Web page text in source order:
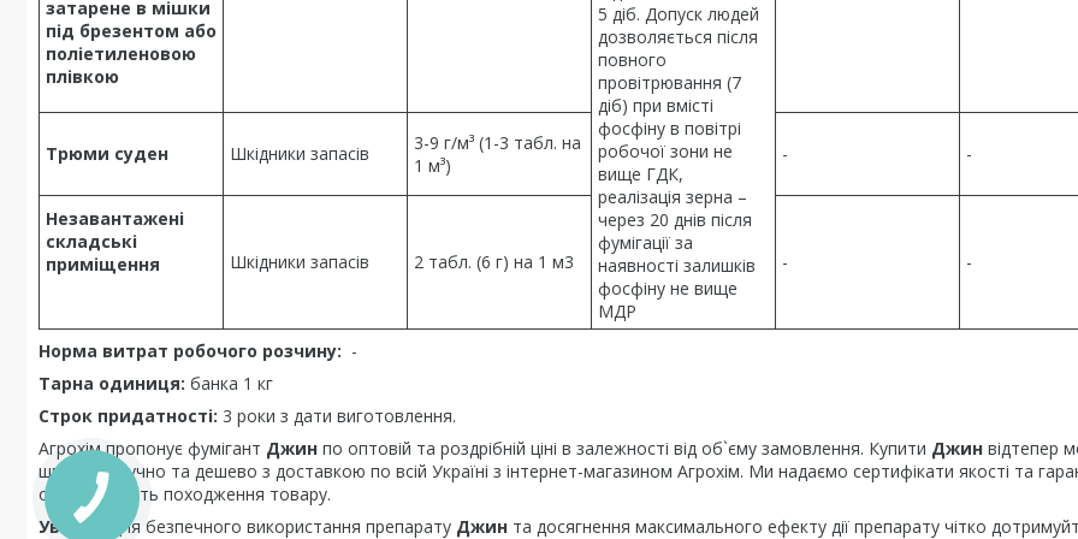
затарене в мішки
під брезентом або
поліетиленовою
плівкою
5 діб. Допуск людей
дозволяється після
повного
провітрювання (7
діб) при вмісті
фосфіну в повітрі
робочої зони не
вище ГДК,
реалізація зерна –
через 20 днів після
фумігації за
наявності залишків
фосфіну не вище
МДР
Трюми суден Шкідники запасів
3-9 г/м³ (1-3 табл. на
1 м³)
- -
Незавантажені
складські
приміщення
Шкідники запасів 2 табл. (6 г) на 1 м3 - -
Норма витрат робочого розчину: -
Тарна одиниця: банка 1 кг
Строк придатності: 3 роки з дати виготовлення.
Агрохім пропонує фумігант Джин по оптовій та роздрібній ціні в залежності від об`єму замовлення. Купити Джин відтепер
швидко, зручно та дешево з доставкою по всій Україні з інтернет-магазином Агрохім. Ми надаємо сертифікати якості та
оригінальність походження товару.
Увага!!!
Для безпечного використання препарату Джин та досягнення максимального ефекту дії препарату чітко